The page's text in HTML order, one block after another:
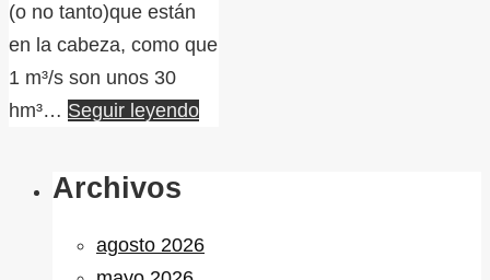
(o no tanto)que están
en la cabeza, como que
1 m³/s son unos 30
hm³… Seguir leyendo
Archivos
agosto 2026